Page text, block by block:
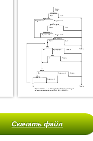
Скачать файл